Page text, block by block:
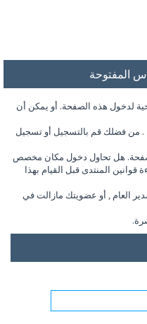
المفتوحة
لدخول هذه الصفحة. أو يمكن أن
من فضلك قم بالتسجيل أو تسجيل
هل تحاول دخول مكان مخصص
قوانين المنتدى قبل القيام بهذا
العام , أو عضويتك مازالت في